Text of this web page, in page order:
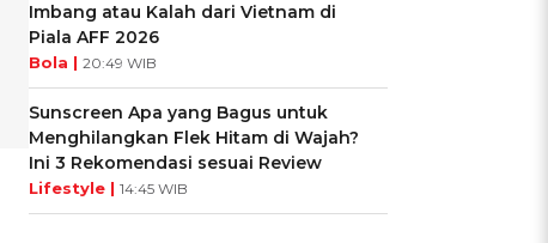
Imbang atau Kalah dari Vietnam di
Piala AFF 2026
Bola | 20:49 WIB
Sunscreen Apa yang Bagus untuk
Menghilangkan Flek Hitam di Wajah?
Ini 3 Rekomendasi sesuai Review
Lifestyle | 14:45 WIB